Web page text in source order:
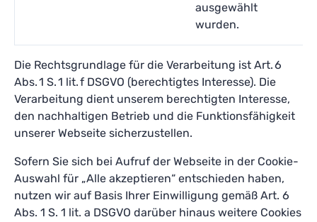
ausgewählt
wurden.
Die Rechtsgrundlage für die Verarbeitung ist Art. 6
Abs. 1 S. 1 lit. f DSGVO (berechtigtes Interesse). Die
Verarbeitung dient unserem berechtigten Interesse,
den nachhaltigen Betrieb und die Funktionsfähigkeit
unserer Webseite sicherzustellen.
Sofern Sie sich bei Aufruf der Webseite in der Cookie-
Auswahl für „Alle akzeptieren“ entschieden haben,
nutzen wir auf Basis Ihrer Einwilligung gemäß Art. 6
Abs. 1 S. 1 lit. a DSGVO darüber hinaus weitere Cookies